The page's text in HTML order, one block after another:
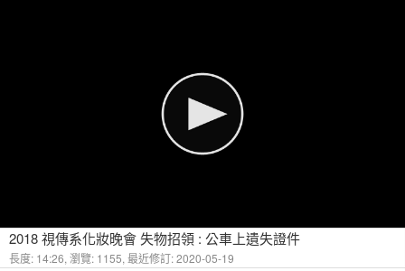
2018 視傳系化妝晚會 失物招領 : 公車上遺失證件
長度: 14:26, 瀏覽: 1155, 最近修訂: 2020-05-19